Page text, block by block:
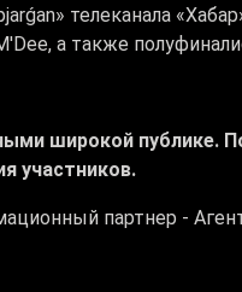
телеканала
а также
широкой
участников.
партнер -